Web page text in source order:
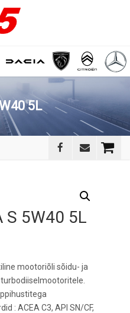
5L
S 5W40 5L
mootoriõli sõidu- ja
C3, API SN/CF,